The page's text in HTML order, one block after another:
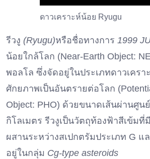
ดาวเคราะห์น้อย Ryugu
รีวงู (Ryugu)หรือชื่อทางการ 1999
น้อยใกล้โลก (Near-Earth Object:
พอลโล ซึ่งจัดอยู่ในประเภทดาวเคร
ศักยภาพเป็นอันตรายต่อโลก
Object: PHO) ด้วยขนาดเส้นผ่านศูน
กิโลเมตร รีวงูเป็นวัตถุท้องฟ้าสีเข้ม
ผสานระหว่างสเปกตรัมประเภท G แ
อยู่ในกลุ่ม Cg-type asteroids